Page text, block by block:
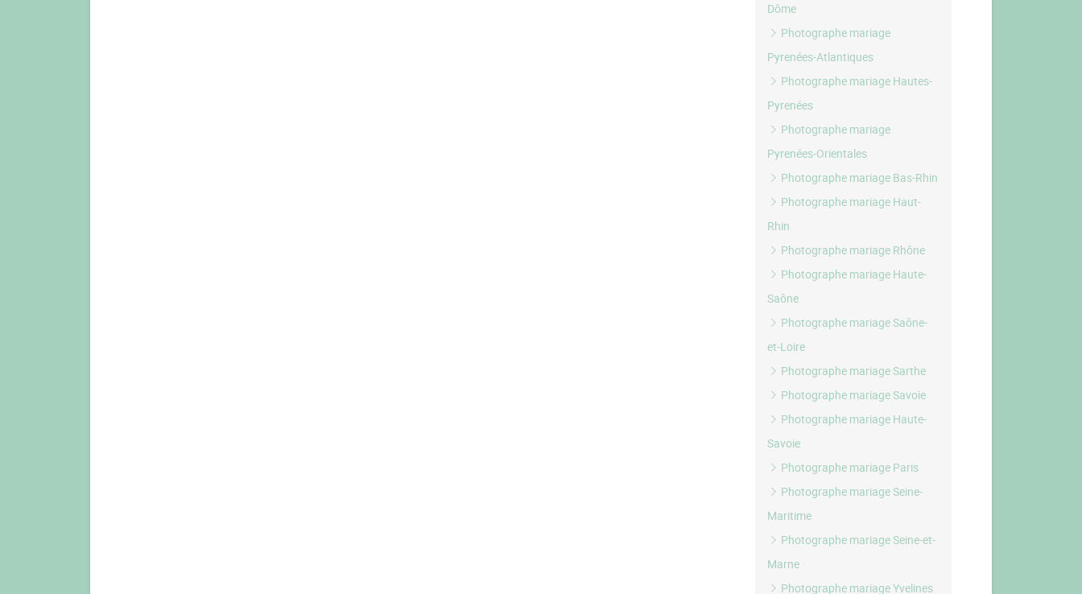
Dôme
Photographe mariage
Pyrenées-Atlantiques
Photographe mariage Hautes-
Pyrenées
Photographe mariage
Pyrenées-Orientales
Photographe mariage Bas-Rhin
Photographe mariage Haut-
Rhin
Photographe mariage Rhône
Photographe mariage Haute-
Saône
Photographe mariage Saône-
et-Loire
Photographe mariage Sarthe
Photographe mariage Savoie
Photographe mariage Haute-
Savoie
Photographe mariage Paris
Photographe mariage Seine-
Maritime
Photographe mariage Seine-et-
Marne
Photographe mariage Yvelines